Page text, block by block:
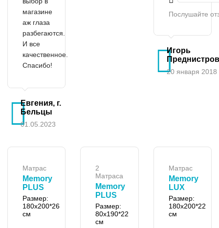
магазине
аж глаза
разбегаются.
И все
качественное.
Спасибо!
Евгения, г.
Бельцы
01.05.2023
Послушайте
Игорь
20 января 2018
Матрас
Memory
PLUS
Размер:
180x200*26
см
2
Матраса
Memory
PLUS
Размер:
80x190*22
см
Матрас
Memory
LUX
Размер:
180x200*22
см